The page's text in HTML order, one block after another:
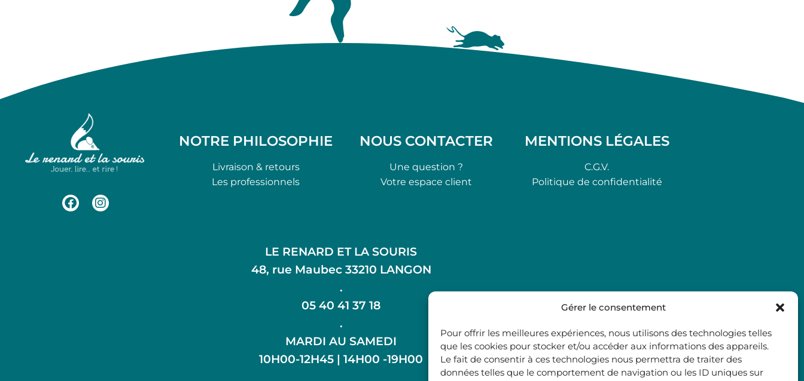
Gérer le consentement
Pour offrir les meilleures expériences, nous utilisons des technologies telles
que les cookies pour stocker et/ou accéder aux informations des appareils.
Le fait de consentir à ces technologies nous permettra de traiter des
données telles que le comportement de navigation ou les ID uniques sur
NOTRE PHILOSOPHIE
Livraison & retours
Les professionnels
NOUS CONTACTER
Une question ?
Votre espace client
MENTIONS LÉGALES
C.G.V.
Politique de confidentialité
LE RENARD ET LA SOURIS
48, rue Maubec 33210 LANGON
.
05 40 41 37 18
.
MARDI AU SAMEDI
10H00-12H45 | 14H00 -19H00